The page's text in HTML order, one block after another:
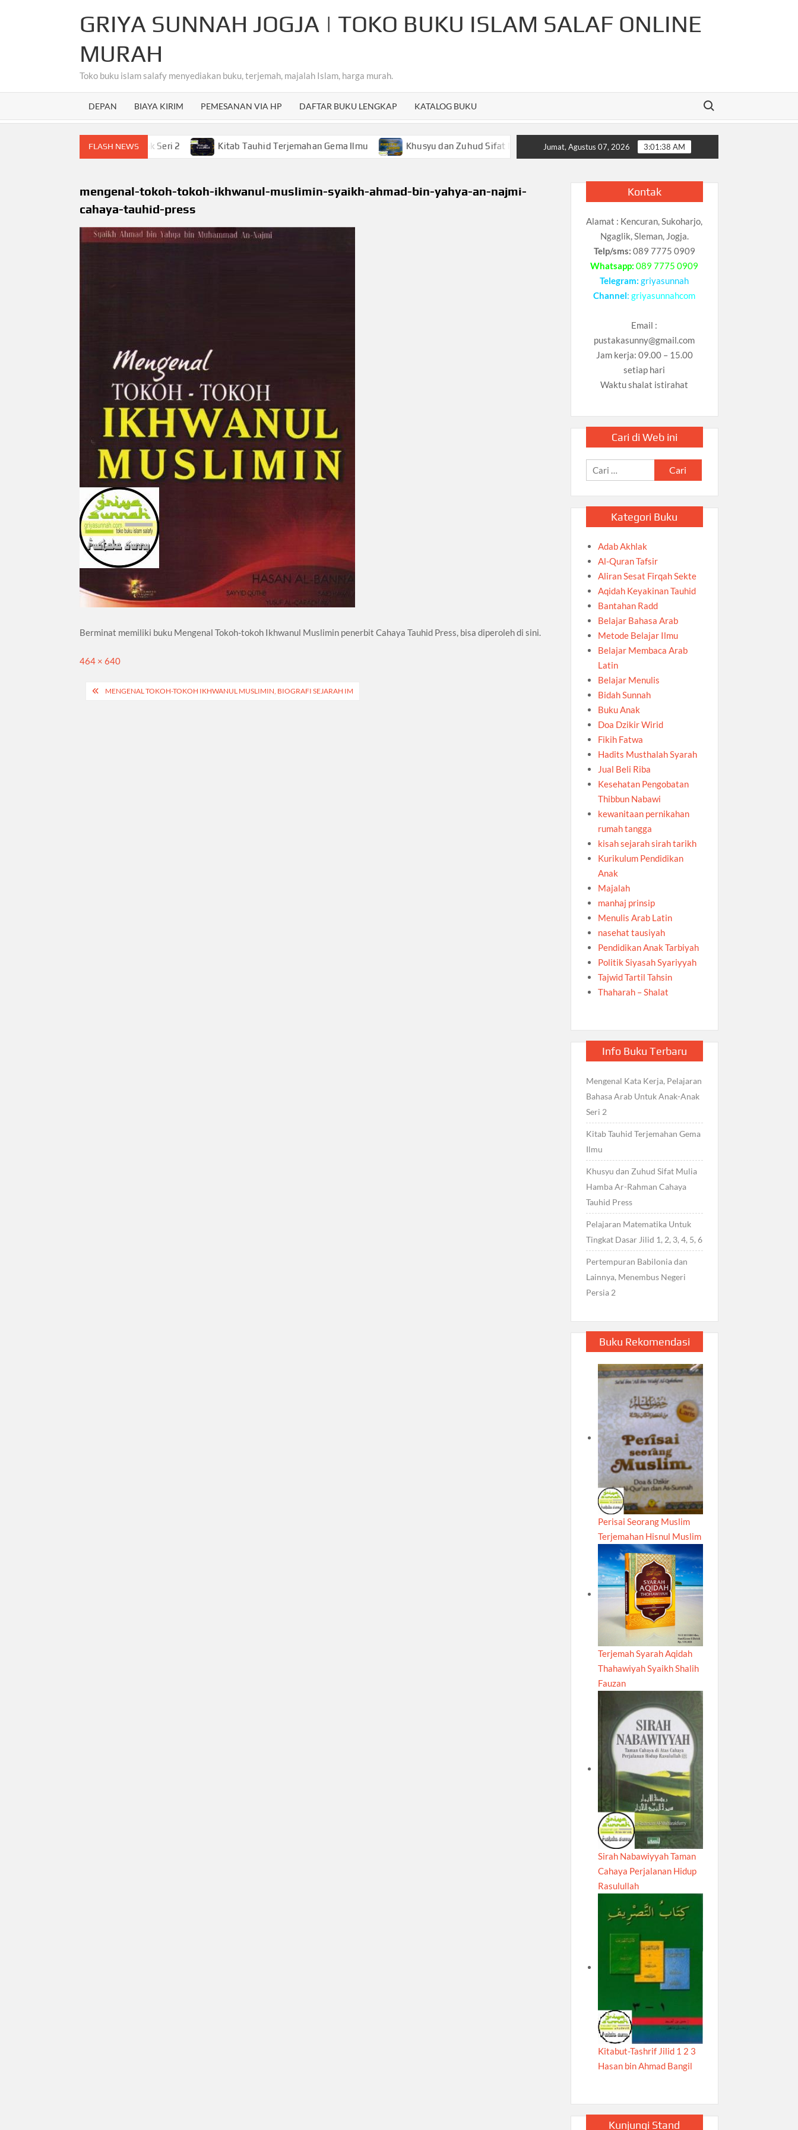
GRIYA SUNNAH JOGJA | TOKO BUKU ISLAM SALAF ONLINE
MURAH
Toko buku islam salafy menyediakan buku, terjemah, majalah Islam, harga murah.
DEPAN BIAYA KIRIM PEMESANAN VIA HP DAFTAR BUKU LENGKAP KATALOG BUKU
Search for:
FLASH NEWS
Arab Untuk Anak-Anak Seri 2 Kitab Tauhid Terjemahan Gema Ilmu Khusyu dan Zuhud Sifat Mulia Hamba Ar-Rahman Cahaya Tauhid Press
Jumat, Agustus 07, 2026 3:01:39 AM
mengenal-tokoh-tokoh-ikhwanul-muslimin-syaikh-ahmad-bin-yahya-an-najmi-
cahaya-tauhid-press
Berminat memiliki buku Mengenal Tokoh-tokoh Ikhwanul Muslimin penerbit Cahaya Tauhid Press, bisa diperoleh di sini.
Full
464 × 640
Navigasi
MENGENAL TOKOH-TOKOH IKHWANUL MUSLIMIN, BIOGRAFI SEJARAH IM
Kontak
Alamat : Kencuran, Sukoharjo,
Ngaglik, Sleman, Jogja.
Telp/sms: 089 7775 0909
Whatsapp: 089 7775 0909
Telegram:griyasunnah
Channel:griyasunnahcom
Email :
pustakasunny@gmail.com
Jam kerja: 09.00 – 15.00
setiap hari
Waktu shalat istirahat
Cari di Web ini
Cari
untuk:
Kategori Buku
Adab Akhlak
Al-Quran Tafsir
Aliran Sesat Firqah Sekte
Aqidah Keyakinan Tauhid
Bantahan Radd
Belajar Bahasa Arab
Metode Belajar Ilmu
Belajar Membaca Arab
Latin
Belajar Menulis
Bidah Sunnah
Buku Anak
Doa Dzikir Wirid
Fikih Fatwa
Hadits Musthalah Syarah
Jual Beli Riba
Kesehatan Pengobatan
Thibbun Nabawi
kewanitaan pernikahan
rumah tangga
kisah sejarah sirah tarikh
Kurikulum Pendidikan
Anak
Majalah
manhaj prinsip
Menulis Arab Latin
nasehat tausiyah
Pendidikan Anak Tarbiyah
Politik Siyasah Syariyyah
Tajwid Tartil Tahsin
Thaharah – Shalat
Info Buku Terbaru
Mengenal Kata Kerja, Pelajaran
Bahasa Arab Untuk Anak-Anak
Seri 2
Kitab Tauhid Terjemahan Gema
Ilmu
Khusyu dan Zuhud Sifat Mulia
Hamba Ar-Rahman Cahaya
Tauhid Press
Pelajaran Matematika Untuk
Tingkat Dasar Jilid 1, 2, 3, 4, 5, 6
Pertempuran Babilonia dan
Lainnya, Menembus Negeri
Persia 2
Buku Rekomendasi
Perisai Seorang Muslim
Terjemahan Hisnul Muslim
Terjemah Syarah Aqidah
Thahawiyah Syaikh Shalih
Fauzan
Sirah Nabawiyyah Taman
Cahaya Perjalanan Hidup
Rasulullah
Kitabut-Tashrif Jilid 1 2 3
Hasan bin Ahmad Bangil
Kunjungi Stand